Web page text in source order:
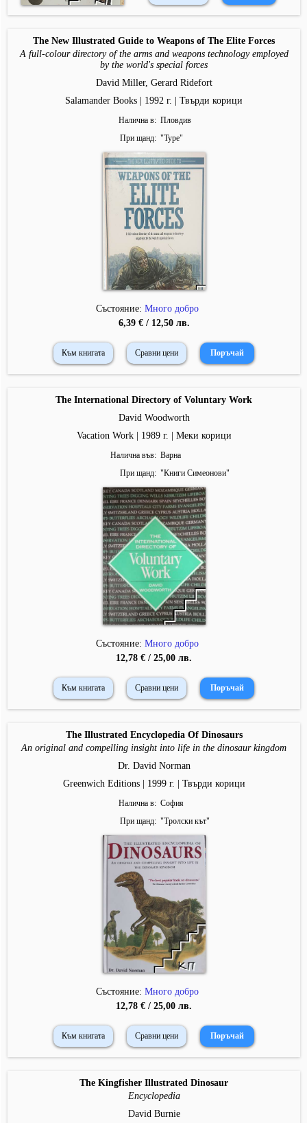
The New Illustrated Guide to Weapons of The Elite Forces
A full-colour directory of the arms and weapons technology employed
by the world's special forces
David Miller, Gerard Ridefort
Salamander Books | 1992 г. | Твърди корици
Налична в
Пловдив
При щанд
"Type"
Състояние: Много добро
6,39 € / 12,50 лв.
Към книгата Сравни цени
The International Directory of Voluntary Work
David Woodworth
Vacation Work | 1989 г. | Меки корици
Налична във
Варна
При щанд
"Книги Симеонови"
Състояние: Много добро
12,78 € / 25,00 лв.
Към книгата Сравни цени
The Illustrated Encyclopedia Of Dinosaurs
An original and compelling insight into life in the dinosaur kingdom
Dr. David Norman
Greenwich Editions | 1999 г. | Твърди корици
Налична в
София
При щанд
"Тролски кът"
Състояние: Много добро
12,78 € / 25,00 лв.
Към книгата Сравни цени
The Kingfisher Illustrated Dinosaur
Encyclopedia
David Burnie